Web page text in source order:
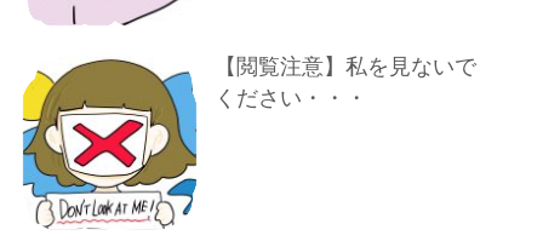
【閲覧注意】私を見ないで
ください・・・